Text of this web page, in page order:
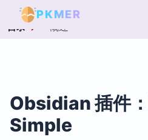
PKMER
目录 概述
Obsidian 插件
Simple